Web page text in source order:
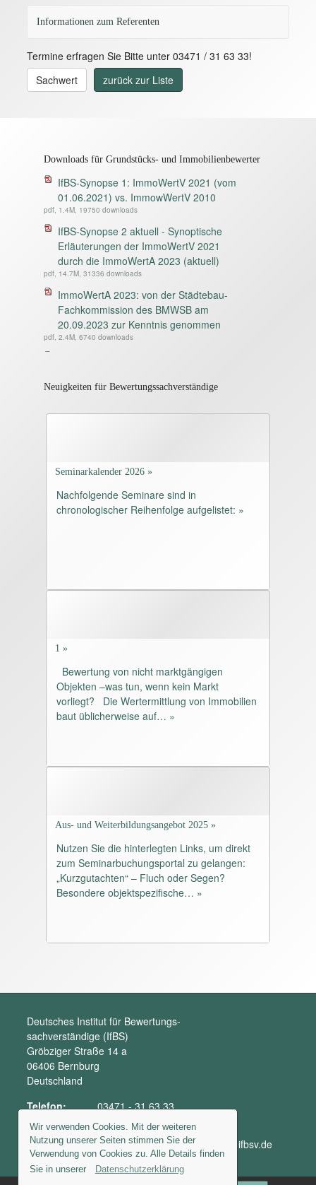
Wir verwenden Cookies. Mit der weiteren
Nutzung unserer Seiten stimmen Sie der
Verwendung von Cookies zu. Alle Details finden
Sie in unserer
Datenschutzerklärung
Informationen zum Referenten
Termine erfragen Sie Bitte unter 03471 / 31 63 33!
Sachwert
zurück zur Liste
Downloads für Grundstücks- und Immobilienbewerter
IfBS-Synopse 1: ImmoWertV 2021 (vom
01.06.2021) vs. ImmowWertV 2010
pdf, 1.4M, 19750 downloads
IfBS-Synopse 2 aktuell - Synoptische
Erläuterungen der ImmoWertV 2021
durch die ImmoWertA 2023 (aktuell)
pdf, 14.7M, 31336 downloads
ImmoWertA 2023: von der Städtebau-
Fachkommission des BMWSB am
20.09.2023 zur Kenntnis genommen
pdf, 2.4M, 6740 downloads
ImmoWertA 2021 vom 22.12.2021 und
20.09.2023
04.10.2022, in Kraft getreten am
pdf, 1.2M, 4948 downloads
Beschluss des Bundesrates vom
pdf, 110.6K, 5548 downloads
(vom 19.06.2020)
pdf, 5.4M, 5620 downloads
Auswertungsübersicht BMI (vom
FAQ
Ertragswertrichtlinie
pdf, 1M, 9786 downloads
Sachwertrichtlinie
Neuigkeiten für Bewertungssachverständige
Seminarkalender 2026 »
Nachfolgende Seminare sind in
chronologischer Reihenfolge aufgelistet: »
1 »
Bewertung von nicht marktgängigen
Objekten –was tun, wenn kein Markt
vorliegt? Die Wertermittlung von Immobilien
baut üblicherweise auf… »
Aus- und Weiterbildungsangebot 2025 »
Nutzen Sie die hinterlegten Links, um direkt
zum Seminarbuchungsportal zu gelangen:
„Kurzgutachten“ – Fluch oder Segen?
Besondere objektspezifische… »
Deutsches Institut für Bewertungs-
sachverständige (IfBS)
Gröbziger Straße 14 a
06406 Bernburg
Deutschland
Telefon:
03471 - 31 63 33
Fax:
03471 - 31 63 39
E-Mail:
bewertungssachverstaendige@ifbsv.de